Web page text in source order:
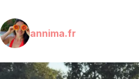
annima.fr